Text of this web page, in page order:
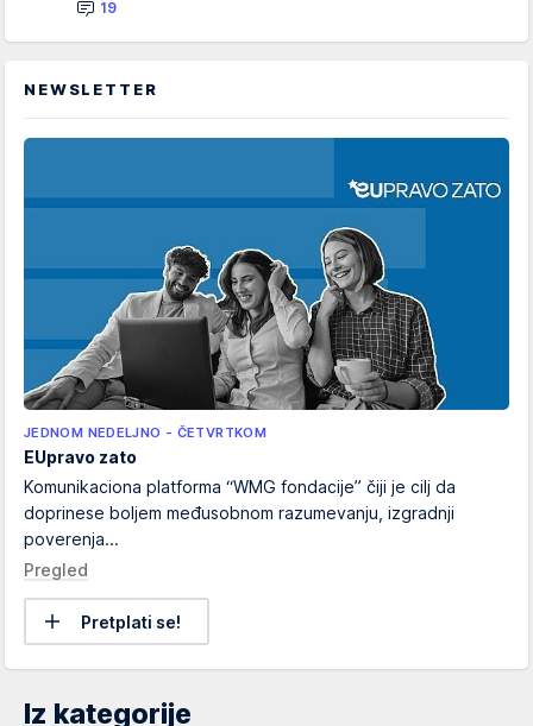
19
NEWSLETTER
JEDNOM NEDELJNO - ČETVRTKOM
EUpravo zato
Komunikaciona platforma “WMG fondacije” čiji je cilj da
doprinese boljem međusobnom razumevanju, izgradnji
poverenja...
Pregled
Pretplati se!
Iz kategorije